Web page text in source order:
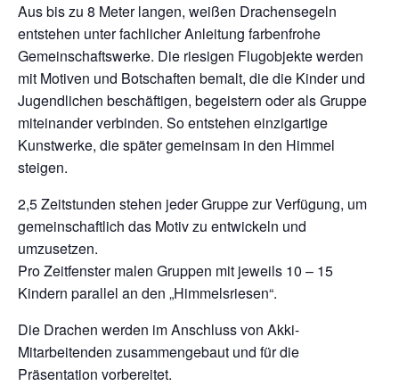
Aus bis zu 8 Meter langen, weißen Drachensegeln
entstehen unter fachlicher Anleitung farbenfrohe
Gemeinschaftswerke. Die riesigen Flugobjekte werden
mit Motiven und Botschaften bemalt, die die Kinder und
Jugendlichen beschäftigen, begeistern oder als Gruppe
miteinander verbinden. So entstehen einzigartige
Kunstwerke, die später gemeinsam in den Himmel
steigen.
2,5 Zeitstunden stehen jeder Gruppe zur Verfügung, um
gemeinschaftlich das Motiv zu entwickeln und
umzusetzen.
Pro Zeitfenster malen Gruppen mit jeweils 10 – 15
Kindern parallel an den „Himmelsriesen“.
Die Drachen werden im Anschluss von Akki-
Mitarbeitenden zusammengebaut und für die
Präsentation vorbereitet.